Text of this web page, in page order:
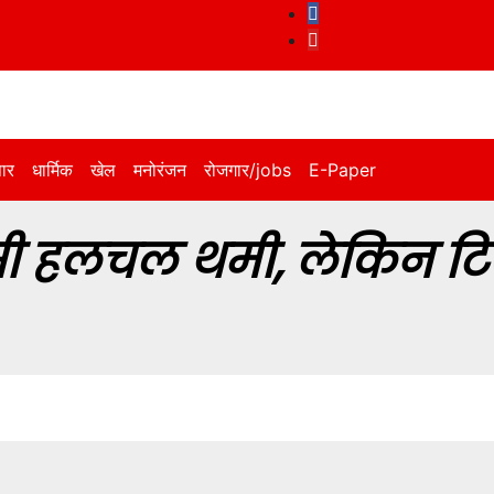
धार्मिक खेल मनोरंजन रोजगार/jobs
E-Paper
हलचल थमी, लेकिन